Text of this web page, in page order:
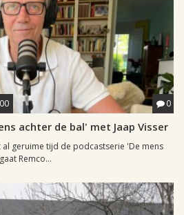
0
achter de bal' met Jaap Visser
geruime tijd de podcastserie 'De mens
Remco...